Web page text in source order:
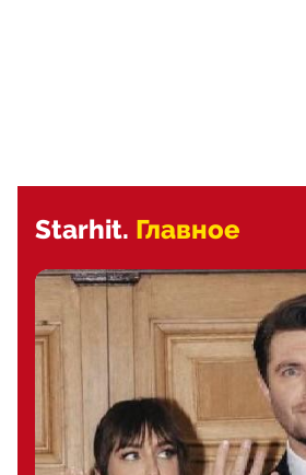
Starhit. Главное